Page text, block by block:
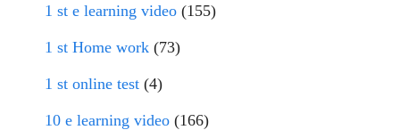
1 st e learning video (155)
1 st Home work (73)
1 st online test (4)
10 e learning video (166)